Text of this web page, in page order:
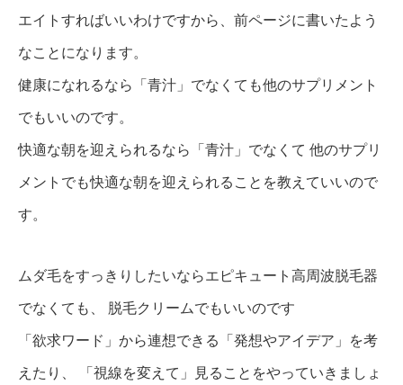
エイトすればいいわけですから、前ページに書いたよう
なことになります。
健康になれるなら「青汁」でなくても他のサプリメント
でもいいのです。
快適な朝を迎えられるなら「青汁」でなくて 他のサプリ
メントでも快適な朝を迎えられることを教えていいので
す。
ムダ毛をすっきりしたいならエピキュート高周波脱毛器
でなくても、 脱毛クリームでもいいのです
「欲求ワード」から連想できる「発想やアイデア」を考
えたり、 「視線を変えて」見ることをやっていきましょ